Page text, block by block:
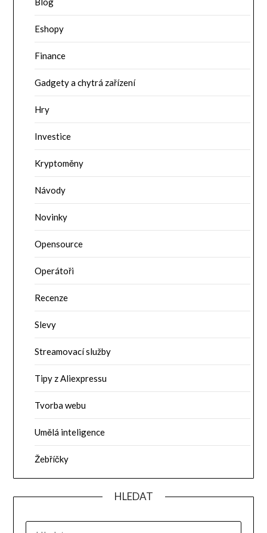
Eshopy
Finance
Gadgety a chytrá zařízení
Hry
Investice
Kryptoměny
Návody
Novinky
Opensource
Operátoři
Recenze
Slevy
Streamovací služby
Tipy z Aliexpressu
Tvorba webu
Umělá inteligence
Žebříčky
HLEDAT